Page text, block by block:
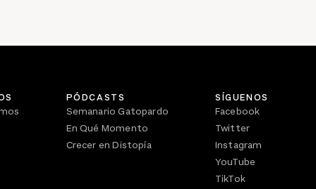
PÓDCASTS
Semanario Gatopardo
En Qué Momento
Crecer en Distopía
SÍGUENOS
Facebook
Twitter
Instagram
YouTube
TikTok